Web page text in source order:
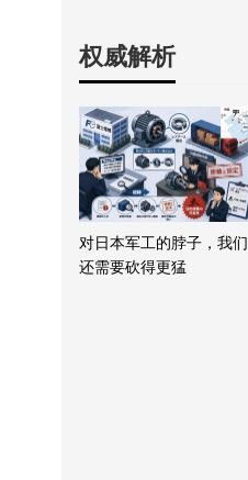
权威解析
对日本军工的脖子，我们
还需要砍得更猛